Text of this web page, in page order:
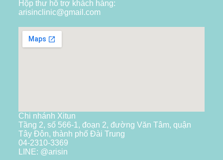
Hộp thư hỗ trợ khách hàng:
arisinclinic@gmail.com
Chi nhánh Xitun
Tầng 2, số 566-1, đoạn 2, đường Văn Tâm, quận
Tây Đôn, thành phố Đài Trung
04-2310-3369
LINE: @arisin